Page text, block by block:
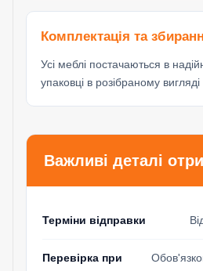
Комплектація та
Усі меблі постачаються в
упаковці в розібраному вигляді
Важливі деталі
Терміни відправки
Перевірка при